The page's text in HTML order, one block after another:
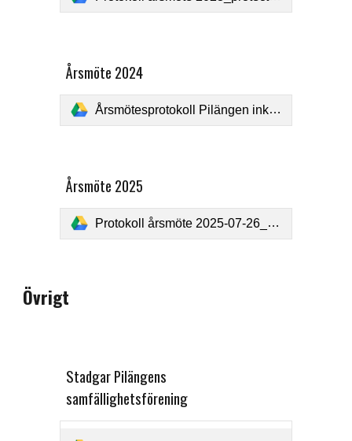
Årsmöte 2024
Årsmötesprotokoll Pilängen inkl bilagor 2024-07-27_protected.pdf
Årsmöte 2025
Protokoll årsmöte 2025-07-26_protected.pdf
Övrigt
Stadgar Pilängens
samfällighetsförening